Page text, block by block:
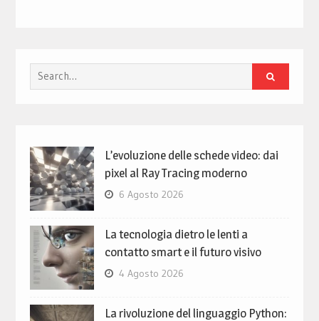
Search
for:
L’evoluzione delle schede video: dai
pixel al Ray Tracing moderno
6 Agosto 2026
La tecnologia dietro le lenti a
contatto smart e il futuro visivo
4 Agosto 2026
La rivoluzione del linguaggio Python: